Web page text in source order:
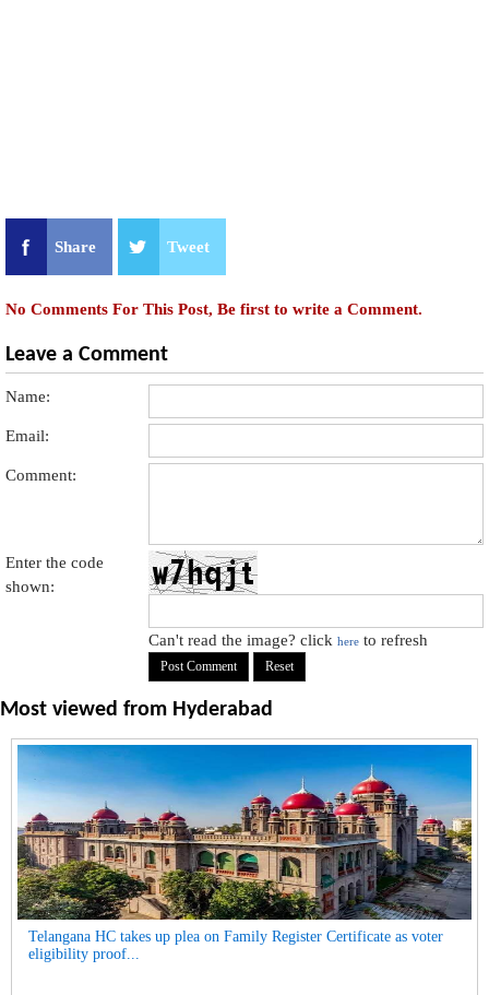
Share Tweet
No Comments For This Post, Be first to write a Comment.
Leave a Comment
Name:
Email:
Comment:
Enter the code
shown:
Can't read the image? clickhere to refresh
Most viewed from Hyderabad
Telangana HC takes up plea on Family Register Certificate as voter
eligibility proof...